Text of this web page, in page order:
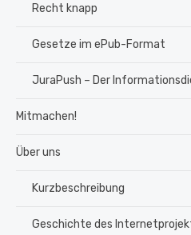
Recht knapp
Gesetze im ePub-Format
JuraPush – Der
Mitmachen!
Über uns
Kurzbeschreibung
Geschichte des